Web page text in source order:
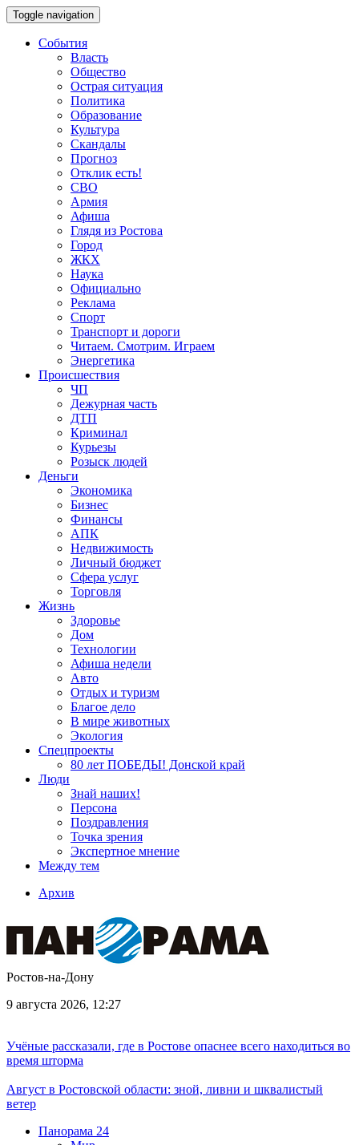
Toggle navigation
События
Власть
Общество
Острая ситуация
Политика
Образование
Культура
Скандалы
Прогноз
Отклик есть!
СВО
Армия
Афиша
Глядя из Ростова
Город
ЖКХ
Наука
Официально
Реклама
Спорт
Транспорт и дороги
Читаем. Смотрим. Играем
Энергетика
Происшествия
ЧП
Дежурная часть
ДТП
Криминал
Курьезы
Розыск людей
Деньги
Экономика
Бизнес
Финансы
АПК
Недвижимость
Личный бюджет
Сфера услуг
Торговля
Жизнь
Здоровье
Дом
Технологии
Афиша недели
Авто
Отдых и туризм
Благое дело
В мире животных
Экология
Спецпроекты
80 лет ПОБЕДЫ! Донской край
Люди
Знай наших!
Персона
Поздравления
Точка зрения
Экспертное мнение
Между тем
Архив
Ростов-на-Дону
9 августа 2026, 12:27
Учёные рассказали, где в Ростове опаснее всего находиться во
время шторма
Август в Ростовской области: зной, ливни и шквалистый
ветер
Панорама 24